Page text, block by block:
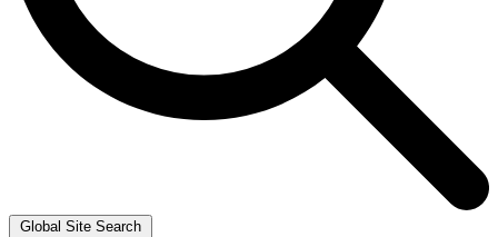
Global Site Search